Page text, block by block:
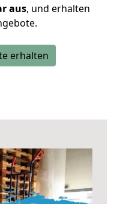
aus, und erhalten
erhalten